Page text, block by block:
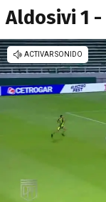
Aldosivi 1